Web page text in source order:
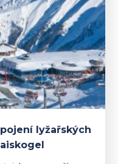
lyžařských